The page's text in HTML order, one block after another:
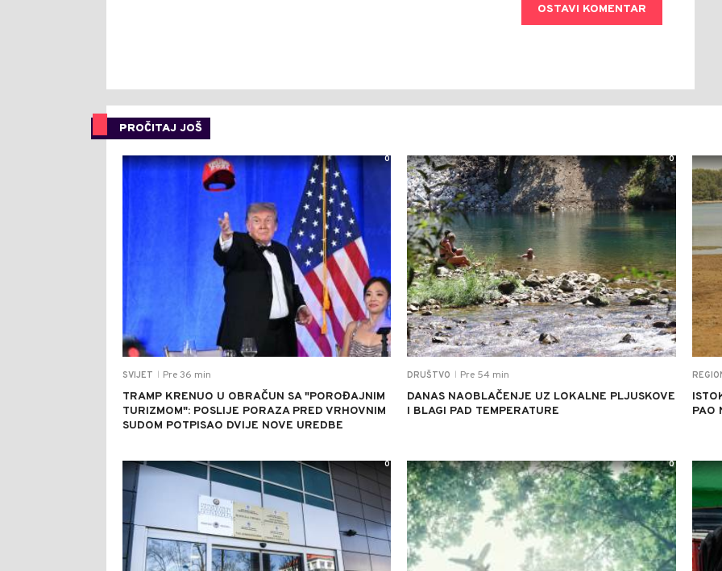
OSTAVI KOMENTAR
PROČITAJ JOŠ
SVIJET Pre 36 min
TRAMP KRENUO U OBRAČUN SA "POROĐAJNIM
TURIZMOM": POSLIJE PORAZA PRED VRHOVNIM
SUDOM POTPISAO DVIJE NOVE UREDBE
0
DRUŠTVO Pre 54 min
DANAS NAOBLAČENJE UZ LOKALNE PLJUSKOVE
I BLAGI PAD TEMPERATURE
0
PAO
0 0